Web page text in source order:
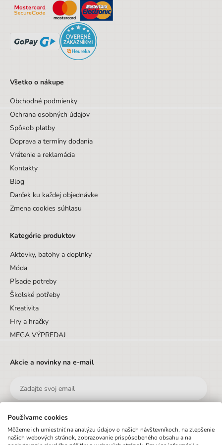
Designová položka
Všetko o nákupe
Obchodné podmienky
Ochrana osobných údajov
Spôsob platby
Doprava a termíny dodania
Vrátenie a reklamácia
Kontakty
Blog
Darček ku každej objednávke
Zmena cookies súhlasu
Kategórie produktov
Aktovky, batohy a doplnky
Móda
Písacie potreby
Školské potřeby
Kreativita
Hry a hračky
MEGA VÝPREDAJ
Akcie a novinky na e-mail
Používame cookies
Môžeme ich umiestniť na analýzu údajov o našich návštevníkoch, na zlepšenie
našich webových stránok, zobrazovanie prispôsobeného obsahu a na